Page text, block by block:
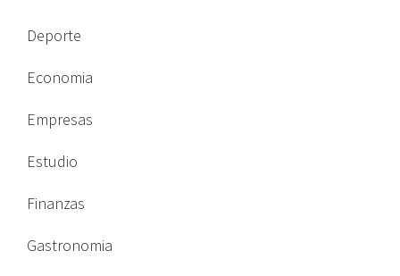
Deporte
Economia
Empresas
Estudio
Finanzas
Gastronomia